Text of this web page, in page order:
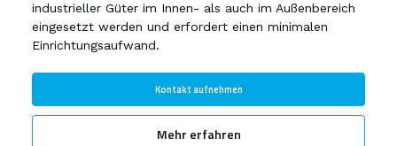
industrieller Güter im Innen- als auch im Außenbereich
eingesetzt werden und erfordert einen minimalen
Einrichtungsaufwand.
Kontakt aufnehmen
Mehr erfahren